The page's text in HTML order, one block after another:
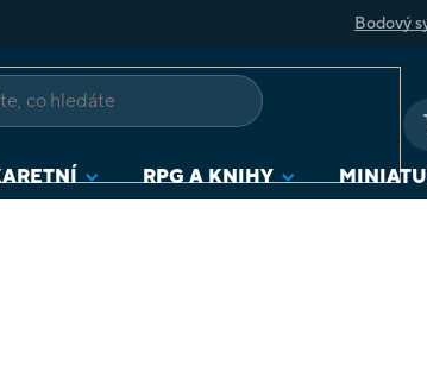
Bodový
RPG A KNIHY